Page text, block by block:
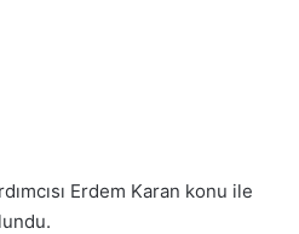
Erdem Karan konu ile